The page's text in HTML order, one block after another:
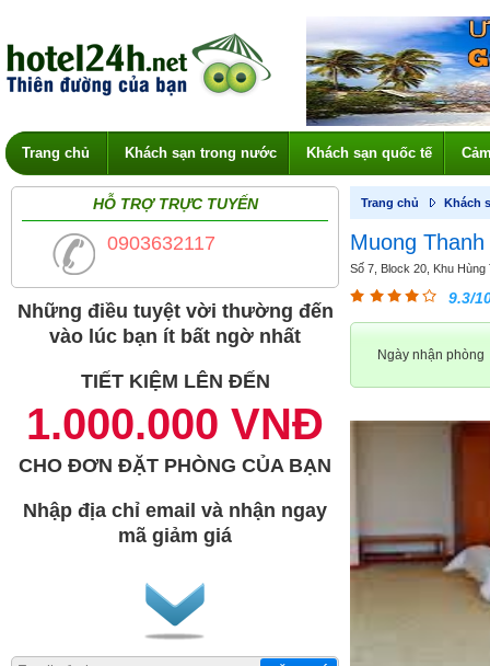
Trang chủ Khách sạn trong nước Khách sạn quốc tế
HỖ TRỢ TRỰC TUYẾN
0903632117
Những điều tuyệt vời thường đến
vào lúc bạn ít bất ngờ nhất
TIẾT KIỆM LÊN ĐẾN
1.000.000 VNĐ
CHO ĐƠN ĐẶT PHÒNG CỦA BẠN
Nhập địa chỉ email và nhận ngay
mã giảm giá
Trang chủ Khách
Muong
Số 7, Block 20, Khu
9.3/
Ngày nhận phòng